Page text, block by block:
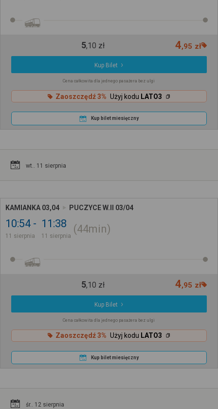
5,10 zł 4,95 zł
Kup Bilet
Cena całkowita dla jednego pasażera bez ulgi
Zaoszczędź 3% Użyj kodu LATO3
Kup bilet miesięczny
wt.. 11 sierpnia
KAMIANKA 03,04 PUCZYCE W.II 03/04
10:54
11 sierpnia
11:38
11 sierpnia
44min
5,10 zł 4,95 zł
Kup Bilet
Cena całkowita dla jednego pasażera bez ulgi
Zaoszczędź 3% Użyj kodu LATO3
Kup bilet miesięczny
śr.. 12 sierpnia